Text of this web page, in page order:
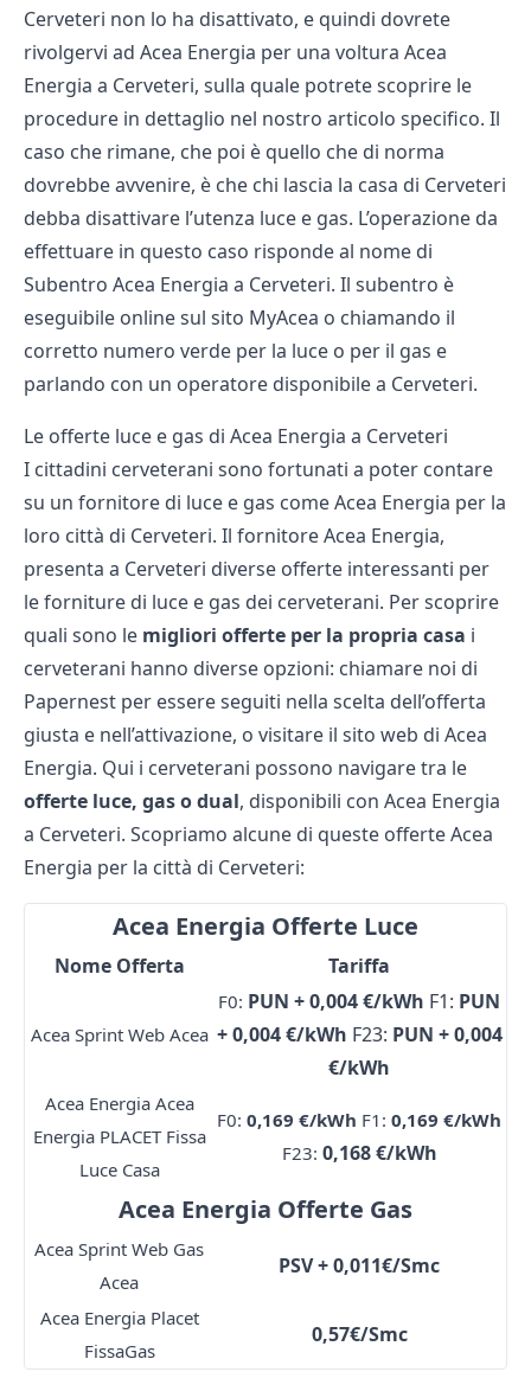
Cerveteri non lo ha disattivato, e quindi dovrete
rivolgervi ad Acea Energia per una voltura Acea
Energia a Cerveteri, sulla quale potrete scoprire le
procedure in dettaglio nel nostro articolo specifico. Il
caso che rimane, che poi è quello che di norma
dovrebbe avvenire, è che chi lascia la casa di Cerveteri
debba disattivare l’utenza luce e gas. L’operazione da
effettuare in questo caso risponde al nome di
Subentro Acea Energia a Cerveteri. Il subentro è
eseguibile online sul sito MyAcea o chiamando il
corretto numero verde per la luce o per il gas e
parlando con un operatore disponibile a Cerveteri.
Le offerte luce e gas di Acea Energia a Cerveteri
I cittadini cerveterani sono fortunati a poter contare
su un fornitore di luce e gas come Acea Energia per la
loro città di Cerveteri. Il fornitore Acea Energia,
presenta a Cerveteri diverse offerte interessanti per
le forniture di luce e gas dei cerveterani. Per scoprire
quali sono le migliori offerte per la propria casa i
cerveterani hanno diverse opzioni: chiamare noi di
Papernest per essere seguiti nella scelta dell’offerta
giusta e nell’attivazione, o visitare il sito web di Acea
Energia. Qui i cerveterani possono navigare tra le
offerte luce, gas o dual, disponibili con Acea Energia
a Cerveteri. Scopriamo alcune di queste offerte Acea
Energia per la città di Cerveteri:
Acea Energia Offerte Luce
Nome Offerta Tariffa
Acea Sprint Web Acea
F0: PUN + 0,004 €/kWh F1: PUN
+ 0,004 €/kWh F23: PUN + 0,004
€/kWh
Acea Energia Acea
Energia PLACET Fissa
Luce Casa
F0: 0,169 €/kWh F1: 0,169 €/kWh
F23: 0,168 €/kWh
Acea Energia Offerte Gas
Acea Sprint Web Gas
Acea
PSV + 0,011€/Smc
Acea Energia Placet
FissaGas
0,57€/Smc